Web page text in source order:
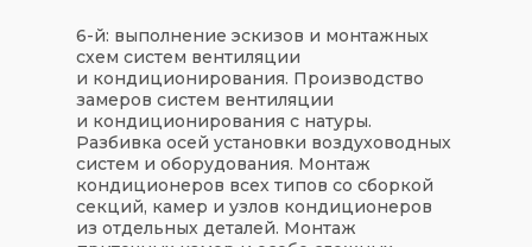
6-й: выполнение эскизов и монтажных
схем систем вентиляции
и кондиционирования. Производство
замеров систем вентиляции
и кондиционирования с натуры.
Разбивка осей установки воздуховодных
систем и оборудования. Монтаж
кондиционеров всех типов со сборкой
секций, камер и узлов кондиционеров
из отдельных деталей. Монтаж